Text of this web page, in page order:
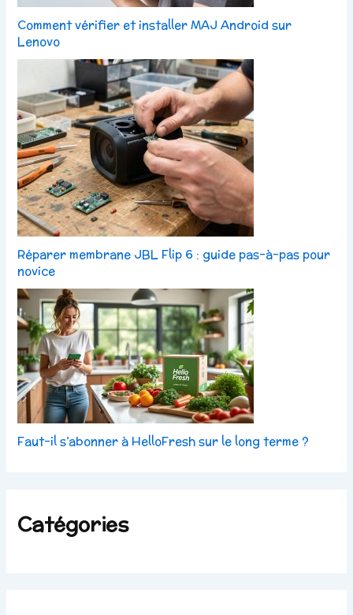
Comment vérifier et installer MAJ Android sur
Lenovo
Réparer membrane JBL Flip 6 : guide pas-à-pas pour
novice
Faut-il s’abonner à HelloFresh sur le long terme ?
Catégories